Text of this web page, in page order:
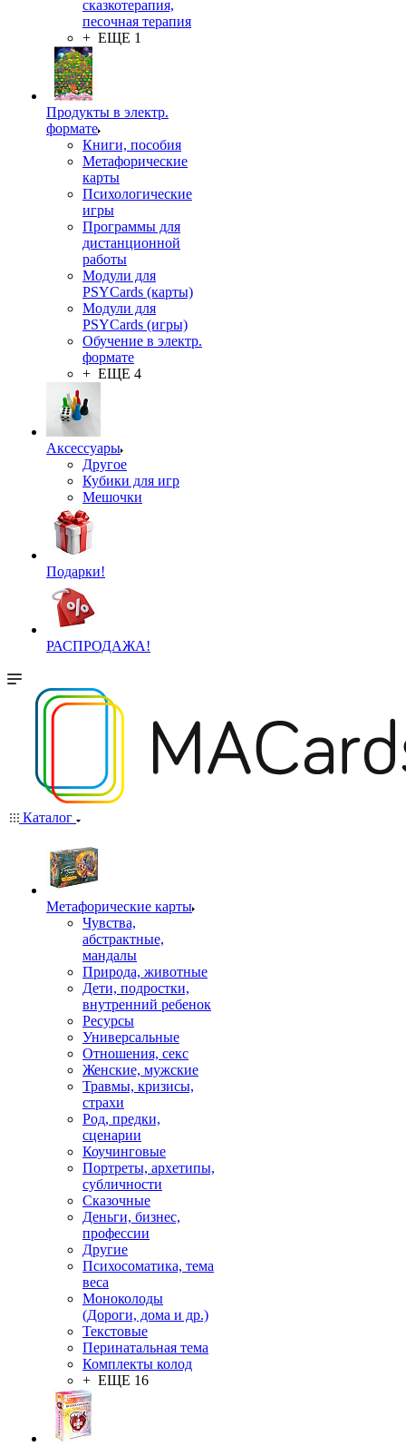
сказкотерапия,
песочная терапия
+ ЕЩЕ 1
Продукты в электр.
формате
Книги, пособия
Метафорические
карты
Психологические
игры
Программы для
дистанционной
работы
Модули для
PSYCards (карты)
Модули для
PSYCards (игры)
Обучение в электр.
формате
+ ЕЩЕ 4
Аксессуары
Другое
Кубики для игр
Мешочки
Подарки!
РАСПРОДАЖА!
Каталог
Mетафорические карты
Чувства,
абстрактные,
мандалы
Природа, животные
Дети, подростки,
внутренний ребенок
Ресурсы
Универсальные
Отношения, секс
Женские, мужские
Травмы, кризисы,
страхи
Род, предки,
сценарии
Коучинговые
Портреты, архетипы,
субличности
Сказочные
Деньги, бизнес,
профессии
Другие
Психосоматика, тема
веса
Моноколоды
(Дороги, дома и др.)
Текстовые
Перинатальная тема
Комплекты колод
+ ЕЩЕ 16